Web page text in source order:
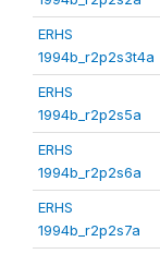
ERHS
1994b_r2p2s3t4a
ERHS
1994b_r2p2s5a
ERHS
1994b_r2p2s6a
ERHS
1994b_r2p2s7a